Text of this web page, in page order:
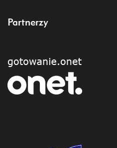
Partnerzy